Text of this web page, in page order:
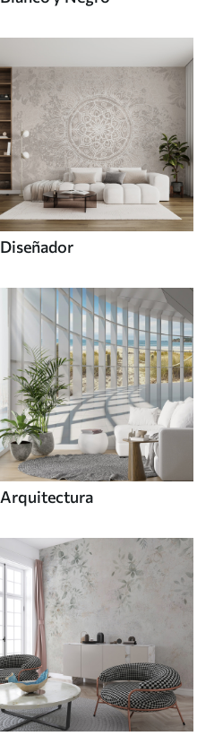
Diseñador
Arquitectura